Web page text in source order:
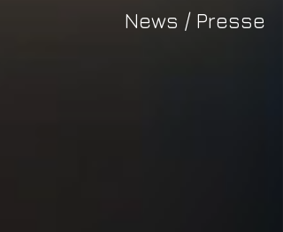
News / Presse